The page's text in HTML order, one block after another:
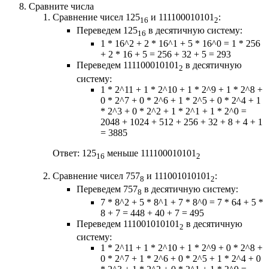
Сравните числа
Сравнение чисел 12516 и 111100010101 2:
Переведем 12516 в десятичную систему:
1 * 16^2 + 2 * 16^1 + 5 * 16^0 = 1 * 256
+ 2 * 16 + 5 = 256 + 32 + 5 = 293
Переведем 111100010101 2 в десятичную
систему:
1 * 2^11 + 1 * 2^10 + 1 * 2^9 + 1 * 2^8 +
0 * 2^7 + 0 * 2^6 + 1 * 2^5 + 0 * 2^4 + 1
* 2^3 + 0 * 2^2 + 1 * 2^1 + 1 * 2^0 =
2048 + 1024 + 512 + 256 + 32 + 8 + 4 + 1
= 3885
Ответ: 12516 меньше 111100010101 2
Сравнение чисел 7578 и 111001010101 2:
Переведем 7578 в десятичную систему:
7 * 8^2 + 5 * 8^1 + 7 * 8^0 = 7 * 64 + 5 *
8 + 7 = 448 + 40 + 7 = 495
Переведем 111001010101 2 в десятичную
систему:
1 * 2^11 + 1 * 2^10 + 1 * 2^9 + 0 * 2^8 +
0 * 2^7 + 1 * 2^6 + 0 * 2^5 + 1 * 2^4 + 0